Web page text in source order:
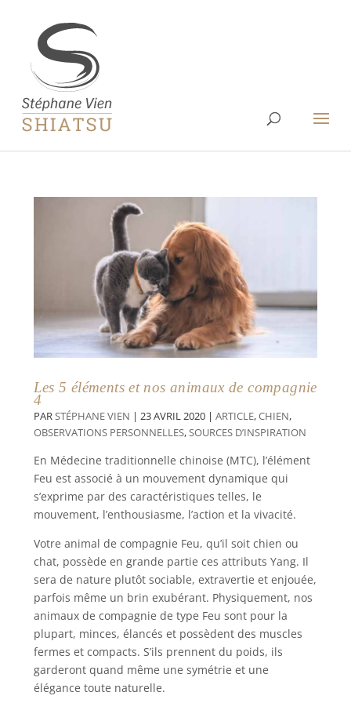
Les 5 éléments et nos animaux de compagnie
4
PARSTÉPHANE VIEN | 23 AVRIL 2020| ARTICLE,CHIEN,
OBSERVATIONS PERSONNELLES,SOURCES D’INSPIRATION
En Médecine traditionnelle chinoise (MTC), l’élément
Feu est associé à un mouvement dynamique qui
s’exprime par des caractéristiques telles, le
mouvement, l’enthousiasme, l’action et la vivacité.
Votre animal de compagnie Feu, qu’il soit chien ou
chat, possède en grande partie ces attributs Yang. Il
sera de nature plutôt sociable, extravertie et enjouée,
parfois même un brin exubérant. Physiquement, nos
animaux de compagnie de type Feu sont pour la
plupart, minces, élancés et possèdent des muscles
fermes et compacts. S’ils prennent du poids, ils
garderont quand même une symétrie et une
élégance toute naturelle.